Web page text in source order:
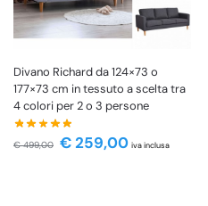
Divano Richard da 124×73 o
177×73 cm in tessuto a scelta tra
4 colori per 2 o 3 persone
€499,00 €259,00 iva inclusa